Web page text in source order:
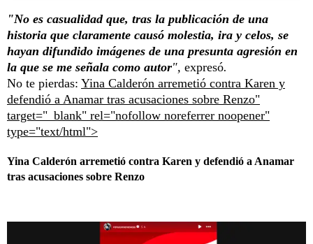
"No es casualidad que, tras la publicación de una
historia que claramente causó molestia, ira y celos, se
hayan difundido imágenes de una presunta agresión en
la que se me señala como autor", expresó.
No te pierdas: Yina Calderón arremetió contra Karen y
defendió a Anamar tras acusaciones sobre Renzo"
target="_blank" rel="nofollow noreferrer noopener"
type="text/html">
Yina Calderón arremetió contra Karen y defendió a Anamar
tras acusaciones sobre Renzo